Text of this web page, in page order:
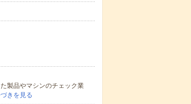
製品やマシンのチェック業
きを見る